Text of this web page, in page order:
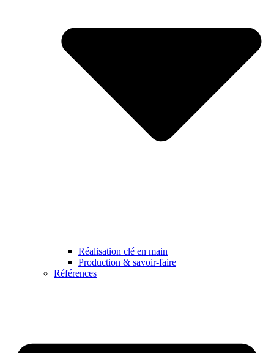
Réalisation clé en main
Production & savoir-faire
Références